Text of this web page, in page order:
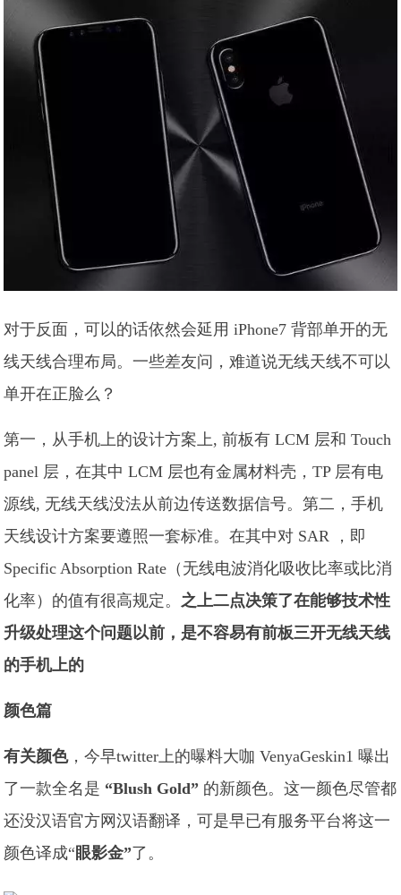
对于反面，可以的话依然会延用 iPhone7 背部单开的无
线天线合理布局。一些差友问，难道说无线天线不可以
单开在正脸么？
第一，从手机上的设计方案上, 前板有 LCM 层和 Touch
panel 层，在其中 LCM 层也有金属材料壳，TP 层有电
源线, 无线天线没法从前边传送数据信号。第二，手机
天线设计方案要遵照一套标准。在其中对 SAR ，即
Specific Absorption Rate（无线电波消化吸收比率或比消
化率）的值有很高规定。 之上二点决策了在能够技术性
升级处理这个问题以前，是不容易有前板三开无线天线
的手机上的
颜色篇
有关颜色，今早twitter上的曝料大咖 VenyaGeskin1 曝出
了一款全名是 “Blush Gold” 的新颜色。这一颜色尽管都
还没汉语官方网汉语翻译，可是早已有服务平台将这一
颜色译成“眼影金”了。